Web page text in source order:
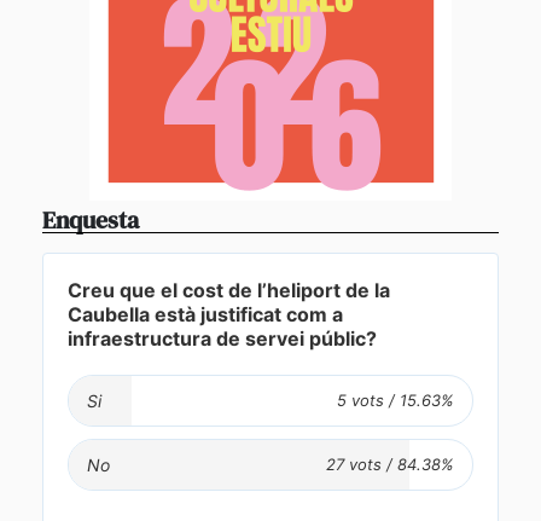
Enquesta
Creu que el cost de l’heliport de la
Caubella està justificat com a
infraestructura de servei públic?
Si
No